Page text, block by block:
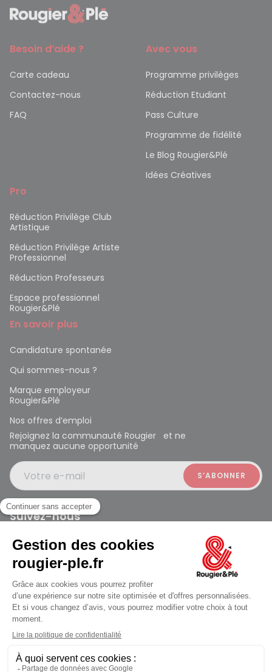
jusqu'au Samedi à 10:00
Besoin d’aide ?
Carte cadeau
Contactez-nous
FAQ
Avec vous
Programme privilèges
Réduction Etudiant
Pass Culture
Programme de fidélité
Le Blog Rougier&Plé
Idées Créatives
Pro
Réduction Privilège Club
Artistique
Réduction Privilège Artiste
Professionnel
Réduction Professeurs
Espace professionnel
Rougier&Plé
En savoir plus
Candidature spontanée
Qui sommes-nous ?
Marque employeur
Rougier&Plé
Nos offres d’emploi
Rejoignez la communauté Rougier et ne
manquez aucune opportunité
Votre e-mail
Suivez-nous
Rougier et Plé 2024 Copyright
Mentions légales
Conditions générales des ventes